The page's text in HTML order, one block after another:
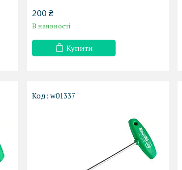
200 ₴
В наявності
Купити
w01337